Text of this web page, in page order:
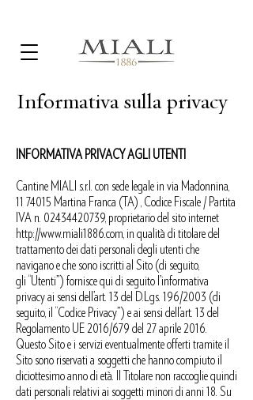
Informativa sulla privacy
INFORMATIVA PRIVACY AGLI UTENTI
Cantine MIALI s.r.l. con sede legale in via Madonnina,
11 74015 Martina Franca (TA) , Codice Fiscale / Partita
IVA n. 02434420739 , proprietario del sito internet
http://www.miali1886.com , in qualità di titolare del
trattamento dei dati personali degli utenti che
navigano e che sono iscritti al Sito (di seguito,
gli “Utenti”) fornisce qui di seguito l’informativa
privacy ai sensi dell’art. 13 del D.Lgs. 196/2003 (di
seguito, il “Codice Privacy”) e ai sensi dell’art. 13 del
Regolamento UE 2016/679 del 27 aprile 2016.
Questo Sito e i servizi eventualmente offerti tramite il
Sito sono riservati a soggetti che hanno compiuto il
diciottesimo anno di età. Il Titolare non raccoglie quindi
dati personali relativi ai soggetti minori di anni 18. Su